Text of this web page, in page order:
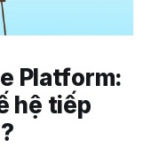
Platform:
hệ tiếp